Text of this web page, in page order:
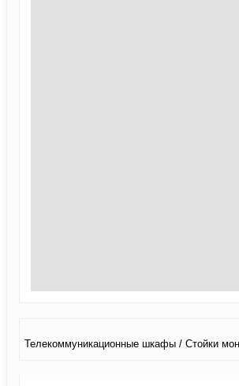
Телекоммуникационные шкафы / Стойки